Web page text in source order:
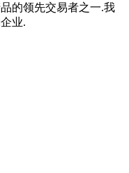
的领先交易者之一.我
业.